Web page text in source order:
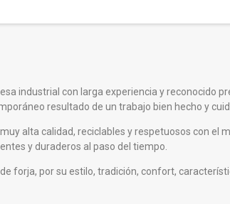
industrial con larga experiencia y reconocido
resultado de un trabajo bien hecho y
alta calidad, reciclables y respetuosos con el
y duraderos al paso del tiempo.
forja, por su estilo, tradición, confort,